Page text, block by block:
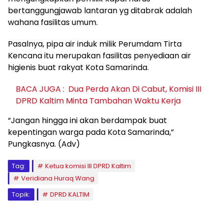
bertanggungjawab lantaran yg ditabrak adalah
wahana fasilitas umum.
Pasalnya, pipa air induk milik Perumdam Tirta
Kencana itu merupakan fasilitas penyediaan air
higienis buat rakyat Kota Samarinda.
BACA JUGA : Dua Perda Akan Di Cabut, Komisi III
DPRD Kaltim Minta Tambahan Waktu Kerja
“Jangan hingga ini akan berdampak buat
kepentingan warga pada Kota Samarinda,”
Pungkasnya. (Adv)
Tag:
Ketua komisi III DPRD Kaltim
Veridiana Huraq Wang
Topik:
DPRD KALTIM